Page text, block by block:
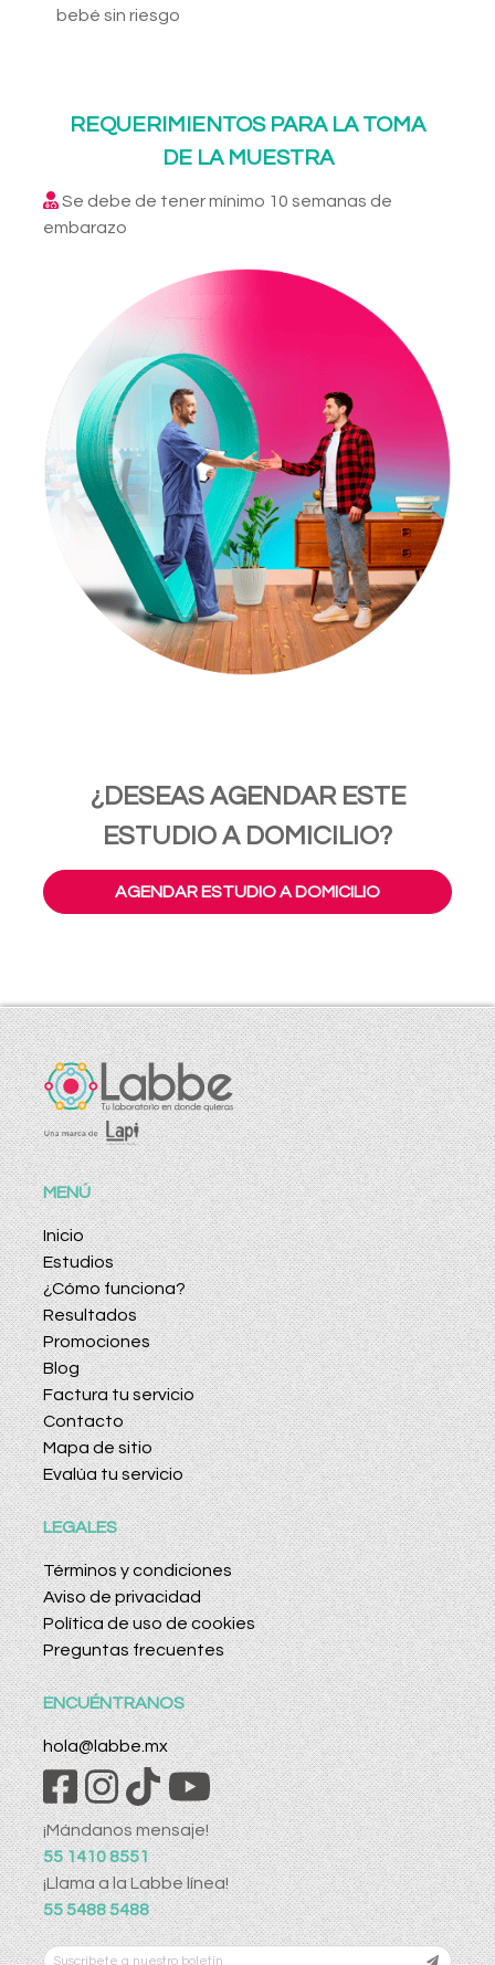
bebé sin riesgo
REQUERIMIENTOS PARA LA TOMA
DE LA MUESTRA
Se debe de tener mínimo 10 semanas de
embarazo
¿DESEAS AGENDAR ESTE
ESTUDIO A DOMICILIO?
AGENDAR ESTUDIO A DOMICILIO
MENÚ
Inicio
Estudios
¿Cómo funciona?
Resultados
Promociones
Blog
Factura tu servicio
Contacto
Mapa de sitio
Evalúa tu servicio
LEGALES
Términos y condiciones
Aviso de privacidad
Política de uso de cookies
Preguntas frecuentes
ENCUÉNTRANOS
hola@labbe.mx
¡Mándanos mensaje!
55 1410 8551
¡Llama a la Labbe línea!
55 5488 5488